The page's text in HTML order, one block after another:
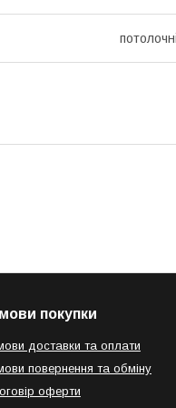
покупки
доставки та оплати
повернення та обміну
оферти